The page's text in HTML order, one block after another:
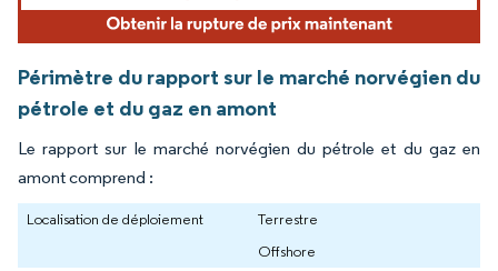
Périmètre du rapport sur le marché norvégien du
pétrole et du gaz en amont
Le rapport sur le marché norvégien du pétrole et du gaz en
amont comprend :
Localisation de déploiement
Terrestre
Offshore